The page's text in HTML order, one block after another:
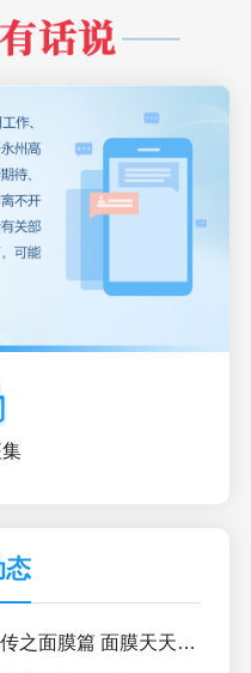
态
膜天天敷，你的脸答应吗？